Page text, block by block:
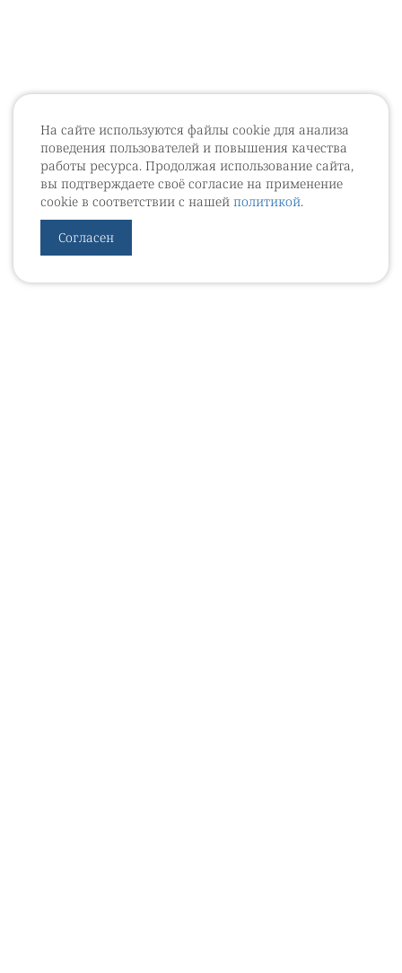
На сайте используются файлы cookie для анализа
поведения пользователей и повышения качества
работы ресурса. Продолжая использование сайта,
вы подтверждаете своё согласие на применение
cookie в соответствии с нашей политикой.
Согласен